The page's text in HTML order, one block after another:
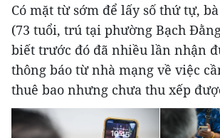
Có mặt từ sớm để lấy số thứ tự,
(73 tuổi, trú tại phường Bạch
biết trước đó đã nhiều lần nhận
thông báo từ nhà mạng về việc
thuê bao nhưng chưa thu xếp